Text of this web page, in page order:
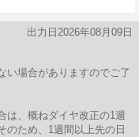
出力日2026年08月09日
場合がありますのでご了
は、概ねダイヤ改正の1週
のため、1週間以上先の日